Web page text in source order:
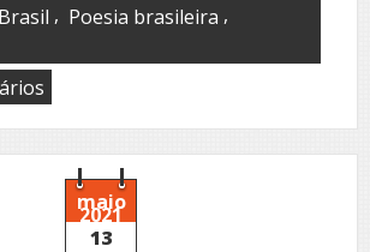
, Poesia brasileira ,
do
amor
maio
2021
13